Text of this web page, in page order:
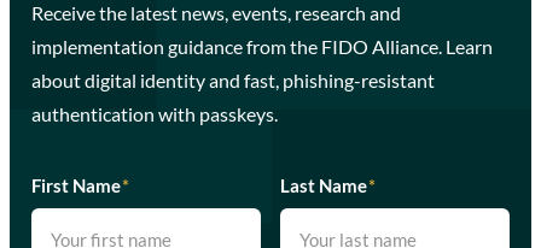
Receive the latest news, events, research and
implementation guidance from the FIDO Alliance. Learn
about digital identity and fast, phishing-resistant
authentication with passkeys.
First Name* Last Name*